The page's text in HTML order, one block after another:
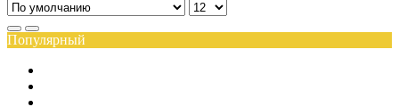
Популярный